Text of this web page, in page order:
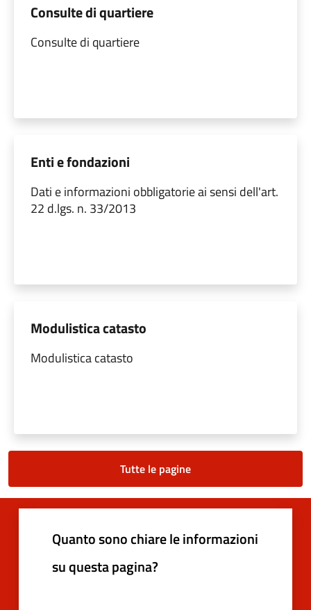
Consulte di quartiere
Consulte di quartiere
Enti e fondazioni
Dati e informazioni obbligatorie ai sensi dell'art.
22 d.lgs. n. 33/2013
Modulistica catasto
Modulistica catasto
Tutte le pagine
Quanto sono chiare le informazioni
su questa pagina?